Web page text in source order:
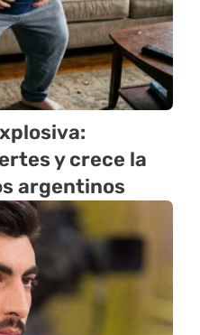
y crece la
argentinos